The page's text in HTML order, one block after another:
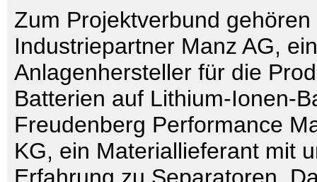
Zum Projektverbund gehören
Industriepartner Manz AG, ein
Anlagenhersteller für die
Batterien auf Lithium-Ionen-
Freudenberg Performance
KG, ein Materiallieferant mit